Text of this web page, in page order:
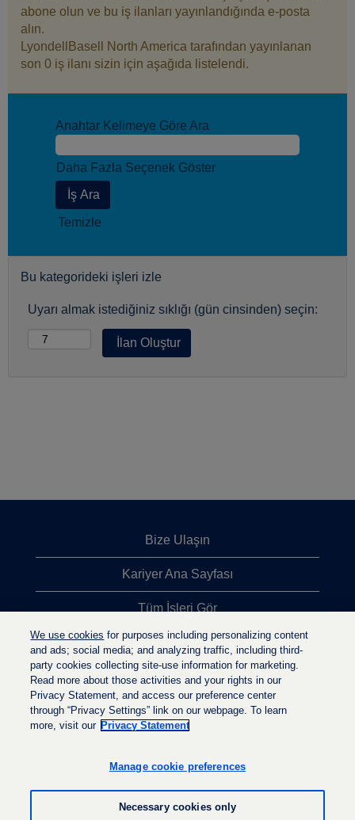
abone olun ve bu iş ilanları yayınlandığında e-posta
alın.
LyondellBasell North America tarafından yayınlanan
son 0 iş ilanı sizin için aşağıda listelendi.
Anahtar Kelimeye Göre Ara
Daha Fazla Seçenek Göster
Temizle
Bu kategorideki işleri izle
Uyarı almak istediğiniz sıklığı (gün cinsinden) seçin:
Bize Ulaşın
Kariyer Ana Sayfası
Tüm İşleri Gör
En Çok Aranan İşler
Gizlilik İlkesi
n
s
e
k
n
e
s
We use cookies for purposes including personalizing content
and ads; social media; and analyzing traffic, including third-
party cookies collecting site-use information for marketing.
Read more about those activities and your rights in our
Privacy Statement, and access our preference center
through “Privacy Settings” link on our webpage. To learn
more, visit our Privacy Statement
Manage cookie preferences
Necessary cookies only